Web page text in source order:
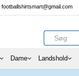
footballshirtsmart@gmail.com
Dame Landshold